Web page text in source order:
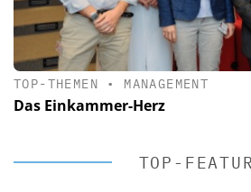
TOP-THEMEN • MANAGEMENT
Das Einkammer-Herz
TOP-